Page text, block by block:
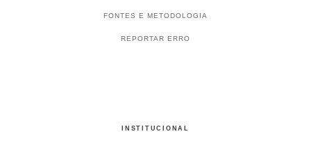
FONTES E METODOLOGIA
REPORTAR ERRO
INSTITUCIONAL